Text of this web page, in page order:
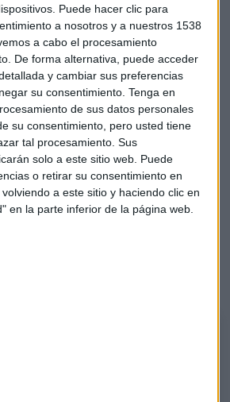
Puede hacer clic para
a nosotros y a nuestros 1538
a cabo el procesamiento
De forma alternativa, puede acceder
y cambiar sus preferencias
su consentimiento. Tenga en
de sus datos personales
su consentimiento, pero usted tiene
tal procesamiento. Sus
solo a este sitio web. Puede
o retirar su consentimiento en
a este sitio y haciendo clic en
en la parte inferior de la página web.
nuestra geografía hay repartidos un
del automóvil y colecciones
a cualquier apasionado del motor
desde prácticamente
los aspectos más destacados de
en la restauración y
clásicos.
participadoManuel Lage, secretario
Díaz, presidente de la
Vehículos Históricos de Asepa; y